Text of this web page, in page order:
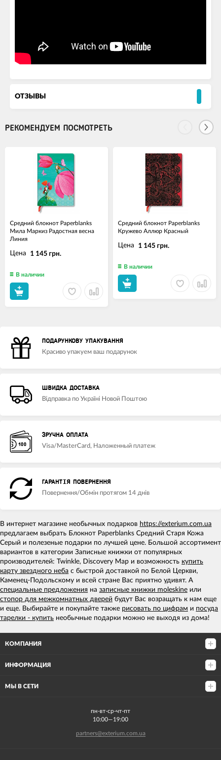
ОТЗЫВЫ
РЕКОМЕНДУЕМ ПОСМОТРЕТЬ
Средний блокнот Paperblanks
Мила Маркиз Радостная весна
Линия
Цена 1 145 грн.
В наличии
Средний блокнот Paperblanks
Кружево Аллюр Красный
Цена 1 145 грн.
В наличии
ПОДАРУНКОВУ УПАКУВАННЯ
Красиво упакуем ваш подарунок
ШВИДКА ДОСТАВКА
Відправка по Україні Новой Поштою
ЗРУЧНА ОПЛАТА
Visa/MasterCard, Наложенный платеж
ГАРАНТІЯ ПОВЕРНЕННЯ
Повернення/Обмін протягом 14 днів
В интернет магазине необычных подарков https://exterium.com.ua
предлагаем выбрать Блокнот Paperblanks Средний Старя Кожа
Серый и полезеные подарки по лучшей цене. Большой ассортимент
вариантов в категории Записные книжки от популярных
производителей: Twinkle, Discovery Map и возможность купить
карту звездного неба с быстрой доставкой по Белой Церкви,
Каменец-Подольскому и всей стране Вас приятно удивят. А
специальные предложения на записные книжки moleskine или
стопор для межкомнатных дверей будут Вас возращать к нам еще
и еще. Выбирайте и покупайте также рисовать по цифрам и посуда
тарелки - купить необычные подарки можно не выходя из дома!
КОМПАНИЯ
ИНФОРМАЦИЯ
МЫ В СЕТИ
пн-вт-ср-чт-пт
10:00—19:00
partners@exterium.com.ua